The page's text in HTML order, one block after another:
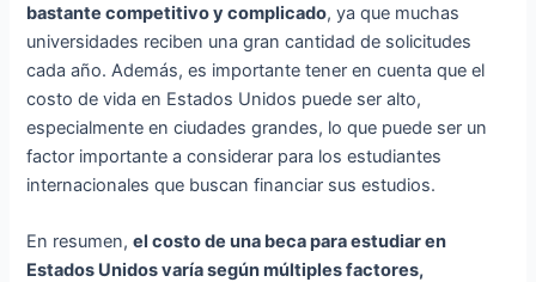
bastante competitivo y complicado, ya que muchas
universidades reciben una gran cantidad de solicitudes
cada año. Además, es importante tener en cuenta que el
costo de vida en Estados Unidos puede ser alto,
especialmente en ciudades grandes, lo que puede ser un
factor importante a considerar para los estudiantes
internacionales que buscan financiar sus estudios.
En resumen,el costo de una beca para estudiar en
Estados Unidos varía según múltiples factores,